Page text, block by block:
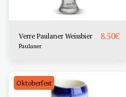
Verre Paulaner Weissbier 8.50€
Paulaner
Oktoberfest